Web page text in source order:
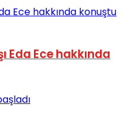
Eda Ece hakkında